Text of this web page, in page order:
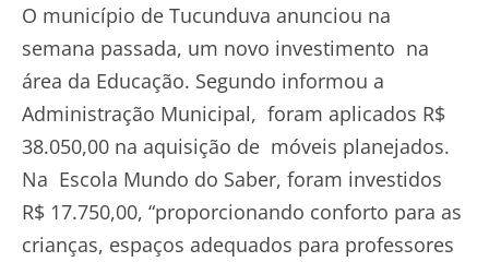
O município de Tucunduva anunciou na
semana passada, um novo investimento na
área da Educação. Segundo informou a
Administração Municipal, foram aplicados R$
38.050,00 na aquisição de móveis planejados.
Na Escola Mundo do Saber, foram investidos
R$ 17.750,00, “proporcionando conforto para as
crianças, espaços adequados para professores